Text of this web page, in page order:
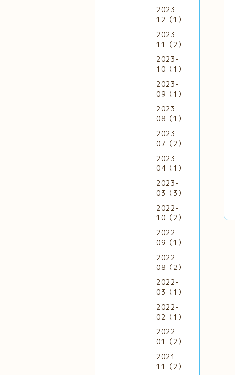
2023-
12（1）
2023-
11（2）
2023-
10（1）
2023-
09（1）
2023-
08（1）
2023-
07（2）
2023-
04（1）
2023-
03（3）
2022-
10（2）
2022-
09（1）
2022-
08（2）
2022-
03（1）
2022-
02（1）
2022-
01（2）
2021-
11（2）